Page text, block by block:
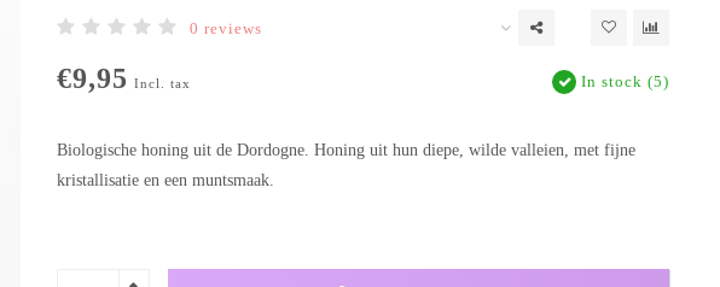
0 reviews
€9,95 Incl. tax In stock (5)
Biologische honing uit de Dordogne. Honing uit hun diepe, wilde valleien, met fijne
kristallisatie en een muntsmaak.